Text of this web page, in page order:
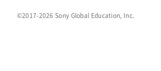
©2017-2026 Sony Global Education, Inc.